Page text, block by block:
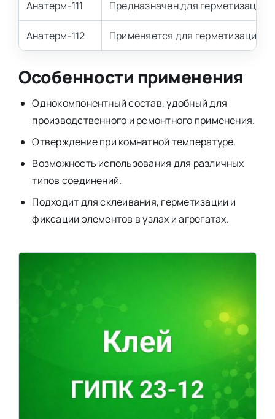
Анатерм-111 Предназначен для герметизации,
Анатерм-112 Применяется для герметизации,
Особенности применения
Однокомпонентный состав, удобный для
производственного и ремонтного применения.
Отверждение при комнатной температуре.
Возможность использования для различных
типов соединений.
Подходит для склеивания, герметизации и
фиксации элементов в узлах и агрегатах.